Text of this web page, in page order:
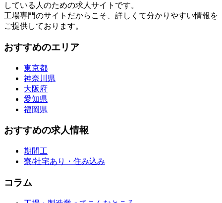
している人のための求人サイトです。
工場専門のサイトだからこそ、詳しくて分かりやすい情報を
ご提供しております。
おすすめのエリア
東京都
神奈川県
大阪府
愛知県
福岡県
おすすめの求人情報
期間工
寮/社宅あり・住み込み
コラム